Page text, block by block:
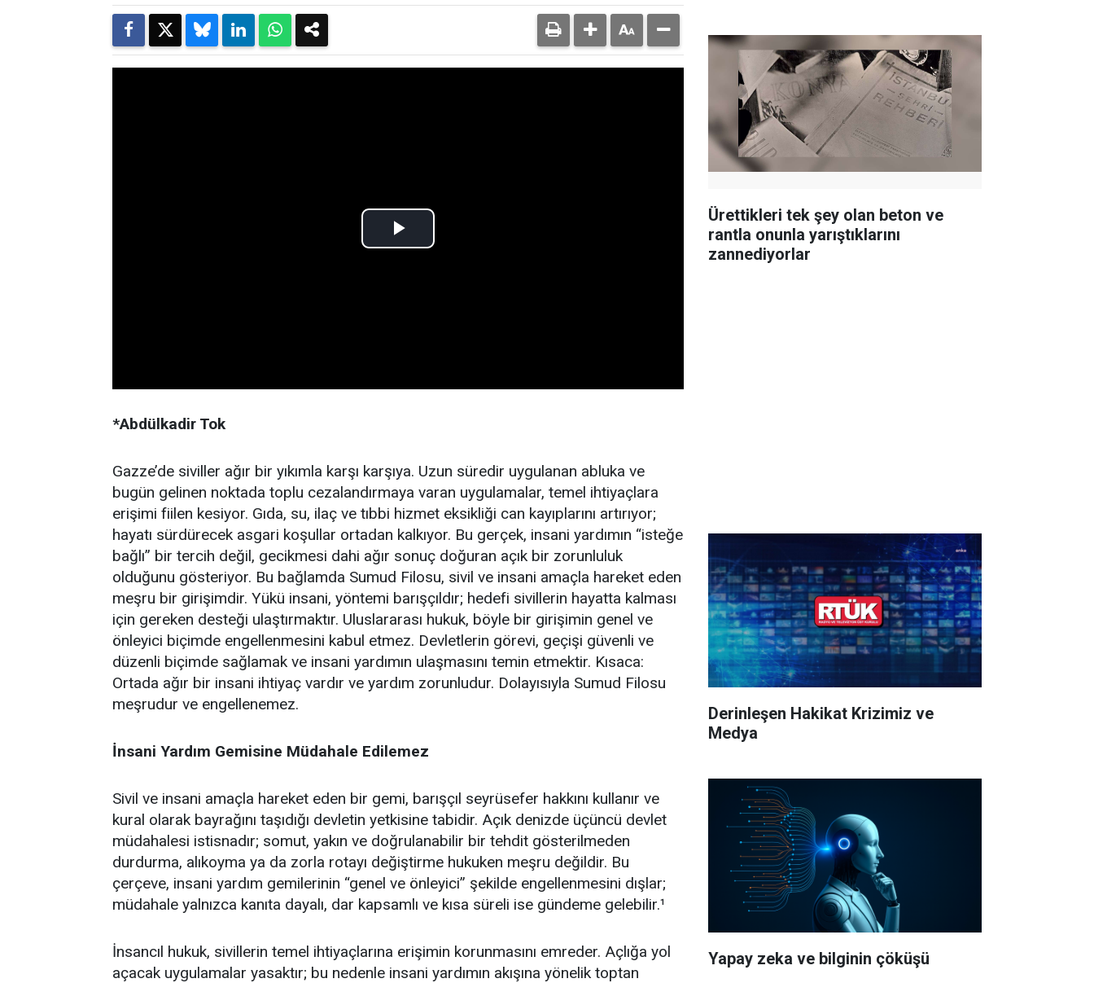
*Abdülkadir Tok
Gazze’de siviller ağır bir yıkımla karşı karşıya. Uzun süredir uygulanan abluka ve
bugün gelinen noktada toplu cezalandırmaya varan uygulamalar, temel ihtiyaçlara
erişimi fiilen kesiyor. Gıda, su, ilaç ve tıbbi hizmet eksikliği can kayıplarını artırıyor;
hayatı sürdürecek asgari koşullar ortadan kalkıyor. Bu gerçek, insani yardımın “isteğe
bağlı” bir tercih değil, gecikmesi dahi ağır sonuç doğuran açık bir zorunluluk
olduğunu gösteriyor. Bu bağlamda Sumud Filosu, sivil ve insani amaçla hareket eden
meşru bir girişimdir. Yükü insani, yöntemi barışçıldır; hedefi sivillerin hayatta kalması
için gereken desteği ulaştırmaktır. Uluslararası hukuk, böyle bir girişimin genel ve
önleyici biçimde engellenmesini kabul etmez. Devletlerin görevi, geçişi güvenli ve
düzenli biçimde sağlamak ve insani yardımın ulaşmasını temin etmektir. Kısaca:
Ortada ağır bir insani ihtiyaç vardır ve yardım zorunludur. Dolayısıyla Sumud Filosu
meşrudur ve engellenemez.
İnsani Yardım Gemisine Müdahale Edilemez
Sivil ve insani amaçla hareket eden bir gemi, barışçıl seyrüsefer hakkını kullanır ve
kural olarak bayrağını taşıdığı devletin yetkisine tabidir. Açık denizde üçüncü devlet
müdahalesi istisnadır; somut, yakın ve doğrulanabilir bir tehdit gösterilmeden
durdurma, alıkoyma ya da zorla rotayı değiştirme hukuken meşru değildir. Bu
çerçeve, insani yardım gemilerinin “genel ve önleyici” şekilde engellenmesini dışlar;
müdahale yalnızca kanıta dayalı, dar kapsamlı ve kısa süreli ise gündeme gelebilir.¹
İnsancıl hukuk, sivillerin temel ihtiyaçlarına erişimin korunmasını emreder. Açlığa yol
açacak uygulamalar yasaktır; bu nedenle insani yardımın akışına yönelik toptan
Ürettikleri tek şey olan beton ve
rantla onunla yarıştıklarını
zannediyorlar
Derinleşen Hakikat Krizimiz ve
Medya
Yapay zeka ve bilginin çöküşü